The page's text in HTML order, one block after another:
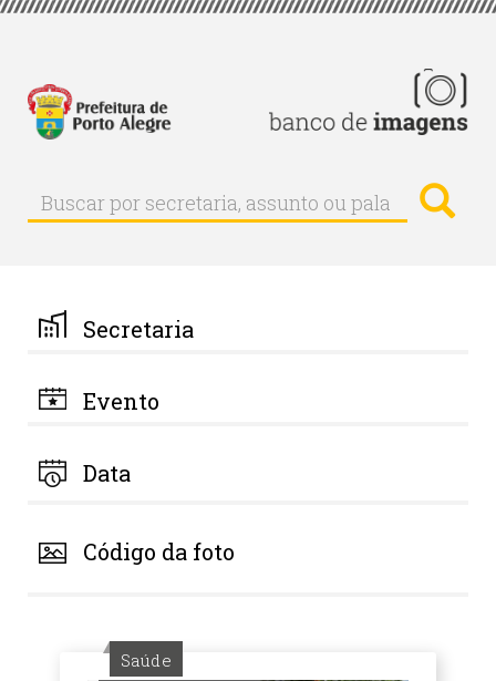
Pular
principal
Buscar
Buscar
por
palavra-
chave
Secretaria
Evento
Data
Código da foto
Saúde